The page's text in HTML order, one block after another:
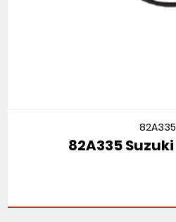
82A335
82A335